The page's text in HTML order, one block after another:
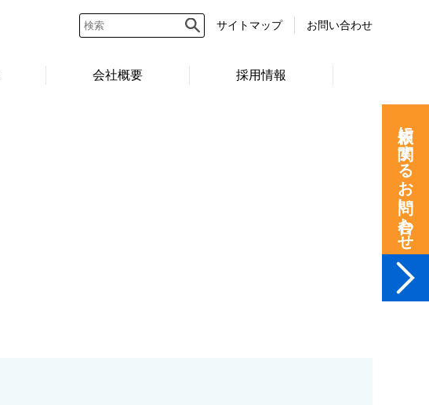
サイトマップ お問い合わせ
会社概要 採用情報
依頼に関するお問い合わせ